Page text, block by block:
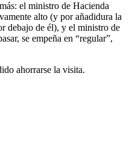
el ministro de Hacienda
alto (y por añadidura la
debajo de él), y el ministro de
se empeña en “regular”,
ahorrarse la visita.